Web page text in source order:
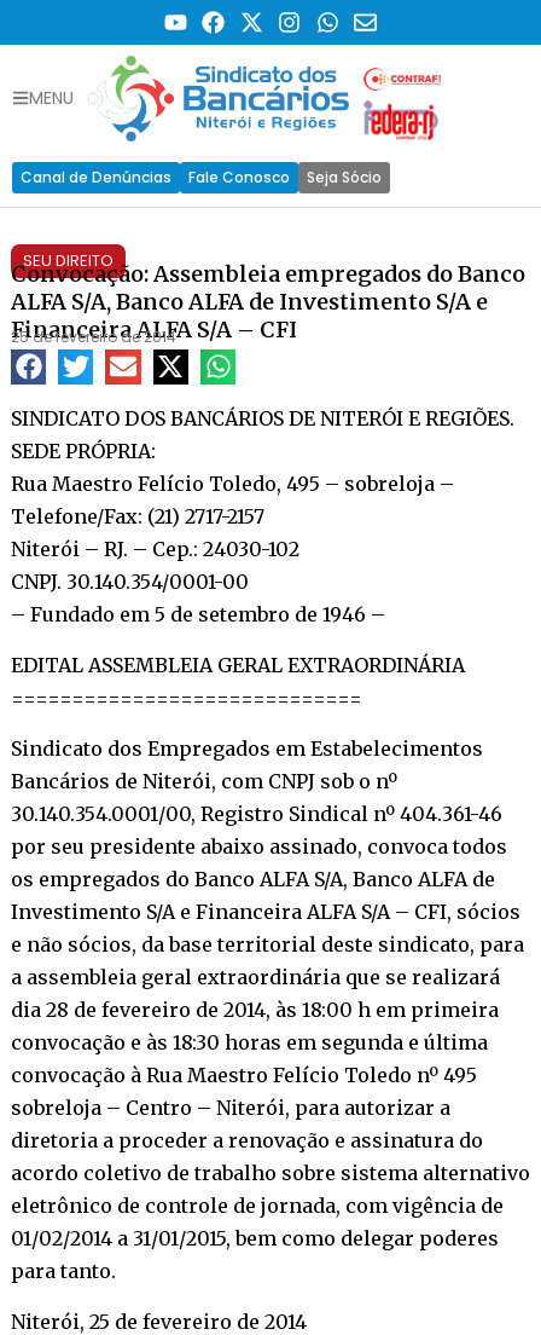
MENU
Canal de Denúncias Fale Conosco Seja Sócio
SEU DIREITO
Convocação: Assembleia empregados do Banco
ALFA S/A, Banco ALFA de Investimento S/A e
Financeira ALFA S/A – CFI
25 de fevereiro de 2014
SINDICATO DOS BANCÁRIOS DE NITERÓI E REGIÕES.
SEDE PRÓPRIA:
Rua Maestro Felício Toledo, 495 – sobreloja –
Telefone/Fax: (21) 2717-2157
Niterói – RJ. – Cep.: 24030-102
CNPJ. 30.140.354/0001-00
– Fundado em 5 de setembro de 1946 –
EDITAL ASSEMBLEIA GERAL EXTRAORDINÁRIA
=============================
Sindicato dos Empregados em Estabelecimentos
Bancários de Niterói, com CNPJ sob o nº
30.140.354.0001/00, Registro Sindical nº 404.361-46
por seu presidente abaixo assinado, convoca todos
os empregados do Banco ALFA S/A, Banco ALFA de
Investimento S/A e Financeira ALFA S/A – CFI, sócios
e não sócios, da base territorial deste sindicato, para
a assembleia geral extraordinária que se realizará
dia 28 de fevereiro de 2014, às 18:00 h em primeira
convocação e às 18:30 horas em segunda e última
convocação à Rua Maestro Felício Toledo nº 495
sobreloja – Centro – Niterói, para autorizar a
diretoria a proceder a renovação e assinatura do
acordo coletivo de trabalho sobre sistema alternativo
eletrônico de controle de jornada, com vigência de
01/02/2014 a 31/01/2015, bem como delegar poderes
para tanto.
Niterói, 25 de fevereiro de 2014